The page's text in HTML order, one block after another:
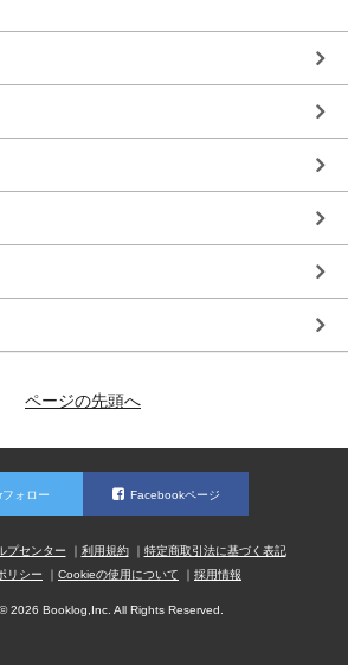
ページの先頭へ
フォロー Facebookページ
プセンター 利用規約
特定商取引法に基づく表記
リシー
Cookieの使用について 採用情報
2026 Booklog,Inc. All Rights Reserved.